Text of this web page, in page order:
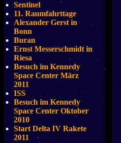
Sentinel
11. Raumfahrttage
Alexander Gerst in
Bonn
Buran
Ernst Messerschmidt in
Riesa
Besuch im Kennedy
Space Center März
2011
ISS
Besuch im Kennedy
Space Center Oktober
2010
Start Delta IV Rakete
2011